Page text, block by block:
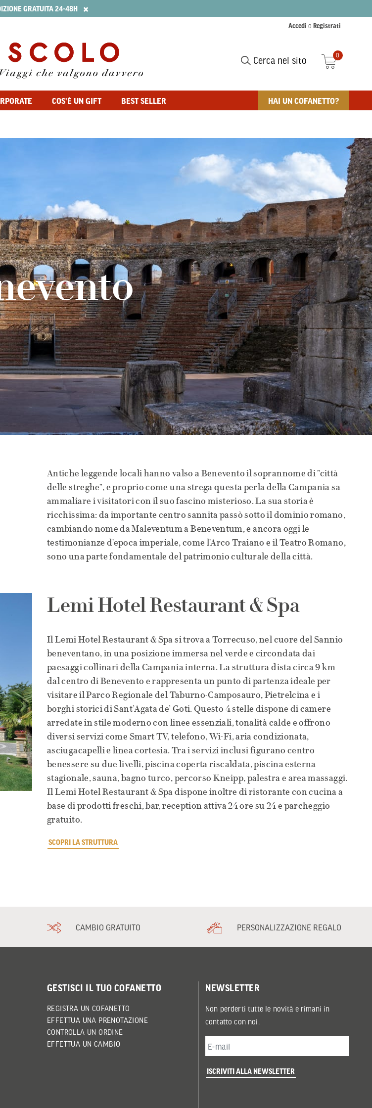
GRATUITA 24-48H ×
Cerca nel sito
0
COS'È UN GIFT BEST SELLER HAI UN COFANETTO?
Accedi o Registrati
Antiche leggende locali hanno valso a Benevento il soprannome di "città
delle streghe", e proprio come una strega questa perla della Campania sa
ammaliare i visitatori con il suo fascino misterioso. La sua storia è
ricchissima: da importante centro sannita passò sotto il dominio romano,
cambiando nome da Maleventum a Beneventum, e ancora oggi le
testimonianze d'epoca imperiale, come l'Arco Traiano e il Teatro Romano,
sono una parte fondamentale del patrimonio culturale della città.
Lemi Hotel Restaurant & Spa
Il Lemi Hotel Restaurant & Spa si trova a Torrecuso, nel cuore del Sannio
beneventano, in una posizione immersa nel verde e circondata dai
paesaggi collinari della Campania interna. La struttura dista circa 9 km
dal centro di Benevento e rappresenta un punto di partenza ideale per
visitare il Parco Regionale del Taburno-Camposauro, Pietrelcina e i
borghi storici di Sant’Agata de’ Goti. Questo 4 stelle dispone di camere
arredate in stile moderno con linee essenziali, tonalità calde e offrono
diversi servizi come Smart TV, telefono, Wi-Fi, aria condizionata,
asciugacapelli e linea cortesia. Tra i servizi inclusi figurano centro
benessere su due livelli, piscina coperta riscaldata, piscina esterna
stagionale, sauna, bagno turco, percorso Kneipp, palestra e area massaggi.
Il Lemi Hotel Restaurant & Spa dispone inoltre di ristorante con cucina a
base di prodotti freschi, bar, reception attiva 24 ore su 24 e parcheggio
gratuito.
SCOPRI LA STRUTTURA
CAMBIO GRATUITO PERSONALIZZAZIONE REGALO
GESTISCI IL TUO COFANETTO
REGISTRA UN COFANETTO
EFFETTUA UNA PRENOTAZIONE
CONTROLLA UN ORDINE
EFFETTUA UN CAMBIO
NEWSLETTER
Non perderti tutte le novità e rimani in
contatto con noi.
ISCRIVITI ALLA NEWSLETTER